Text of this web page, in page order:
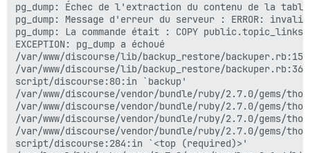
pg_dump: Échec de l'extraction du contenu de la
pg_dump: Message d'erreur du serveur : ERROR:
pg_dump: La commande était : COPY
EXCEPTION: pg_dump a échoué
/var/www/discourse/lib/backup_restore/
/var/www/discourse/lib/backup_restore/
script/discourse:80:in `backup'
/var/www/discourse/vendor/bundle/ruby/2.7.0/gems/
/var/www/discourse/vendor/bundle/ruby/2.7.0/gems/
/var/www/discourse/vendor/bundle/ruby/2.7.0/
/var/www/discourse/vendor/bundle/ruby/2.7.0/
script/discourse:284:in `<top (required)>'